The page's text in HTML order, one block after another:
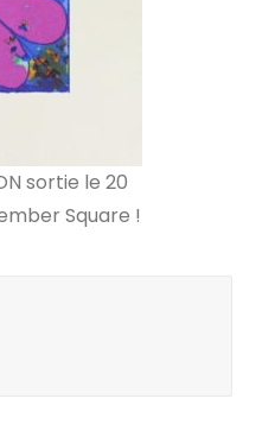
sortie le 20
Square !